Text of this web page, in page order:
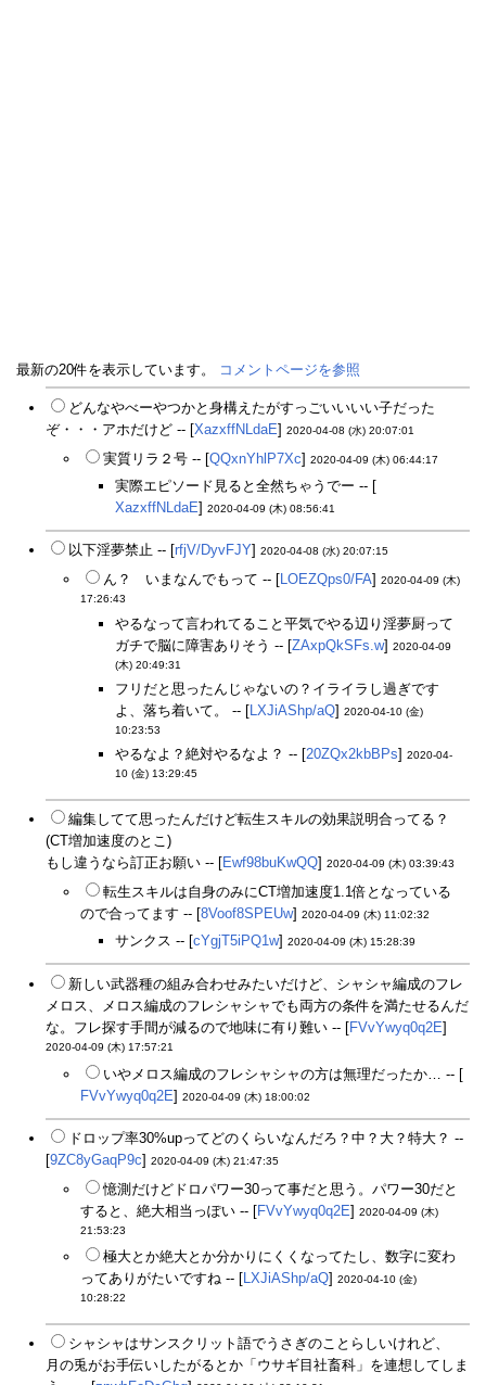
最新の20件を表示しています。 コメントページを参照
どんなやべーやつかと身構えたがすっごいいいい子だった
ぞ・・・アホだけど -- [XazxffNLdaE] 2020-04-08 (水) 20:07:01
実質リラ２号 -- [QQxnYhlP7Xc] 2020-04-09 (木) 06:44:17
実際エピソード見ると全然ちゃうでー -- [
XazxffNLdaE] 2020-04-09 (木) 08:56:41
以下淫夢禁止 -- [rfjV/DyvFJY] 2020-04-08 (水) 20:07:15
ん？ いまなんでもって -- [LOEZQps0/FA] 2020-04-09 (木)
17:26:43
やるなって言われてること平気でやる辺り淫夢厨って
ガチで脳に障害ありそう -- [ZAxpQkSFs.w] 2020-04-09
(木) 20:49:31
フリだと思ったんじゃないの？イライラし過ぎです
よ、落ち着いて。 -- [LXJiAShp/aQ] 2020-04-10 (金)
10:23:53
やるなよ？絶対やるなよ？ -- [20ZQx2kbBPs] 2020-04-
10 (金) 13:29:45
編集してて思ったんだけど転生スキルの効果説明合ってる？
(CT増加速度のとこ)
もし違うなら訂正お願い -- [Ewf98buKwQQ] 2020-04-09 (木) 03:39:43
転生スキルは自身のみにCT増加速度1.1倍となっている
ので合ってます -- [8Voof8SPEUw] 2020-04-09 (木) 11:02:32
サンクス -- [cYgjT5iPQ1w] 2020-04-09 (木) 15:28:39
新しい武器種の組み合わせみたいだけど、シャシャ編成のフレ
メロス、メロス編成のフレシャシャでも両方の条件を満たせるんだ
な。フレ探す手間が減るので地味に有り難い -- [FVvYwyq0q2E]
2020-04-09 (木) 17:57:21
いやメロス編成のフレシャシャの方は無理だったか… -- [
FVvYwyq0q2E] 2020-04-09 (木) 18:00:02
ドロップ率30%upってどのくらいなんだろ？中？大？特大？ --
[9ZC8yGaqP9c] 2020-04-09 (木) 21:47:35
憶測だけどドロパワー30って事だと思う。パワー30だと
すると、絶大相当っぽい -- [FVvYwyq0q2E] 2020-04-09 (木)
21:53:23
極大とか絶大とか分かりにくくなってたし、数字に変わ
ってありがたいですね -- [LXJiAShp/aQ] 2020-04-10 (金)
10:28:22
シャシャはサンスクリット語でうさぎのことらしいけれど、
月の兎がお手伝いしたがるとか「ウサギ目社畜科」を連想してしま